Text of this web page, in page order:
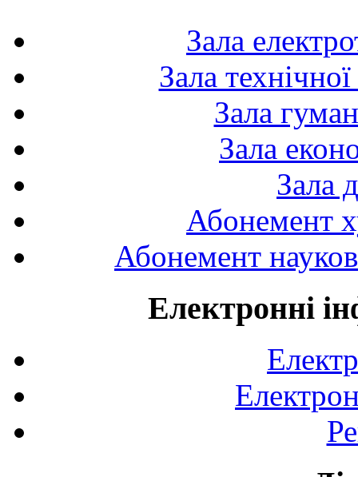
Зала
Зала
Зала
Зала
Зала
Абонемент
Абонемент
Електронні